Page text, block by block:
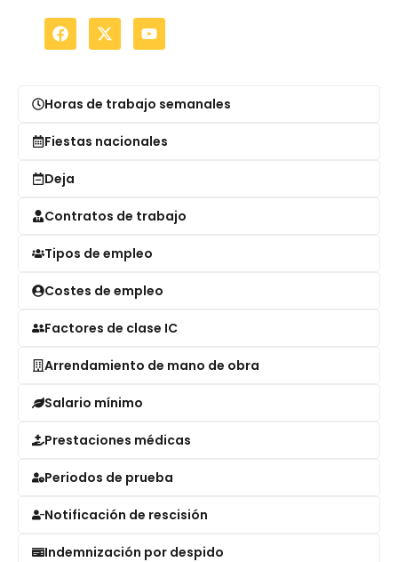
Horas de trabajo semanales
Fiestas nacionales
Deja
Contratos de trabajo
Tipos de empleo
Costes de empleo
Factores de clase IC
Arrendamiento de mano de obra
Salario mínimo
Prestaciones médicas
Periodos de prueba
Notificación de rescisión
Indemnización por despido